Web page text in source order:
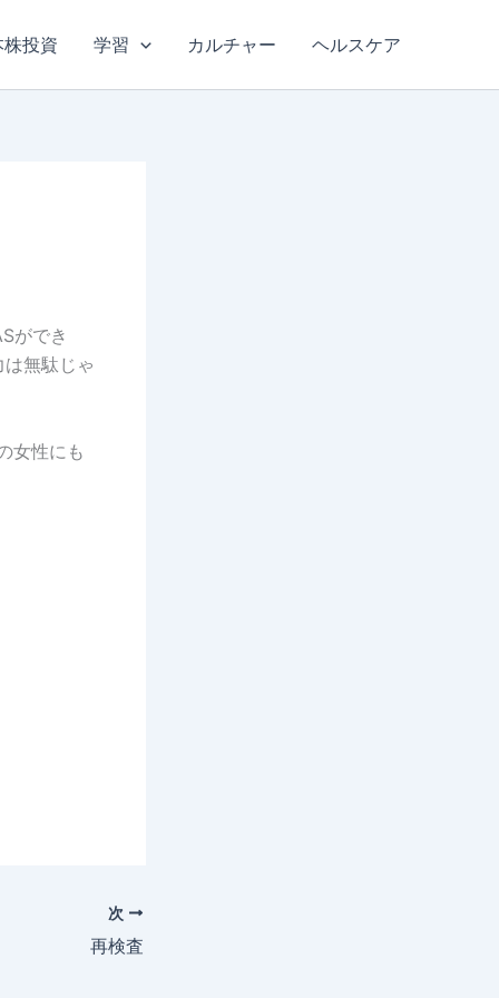
投資 学習 カルチャー ヘルスケア
ができ
無駄じゃ
女性にも
次
再検査